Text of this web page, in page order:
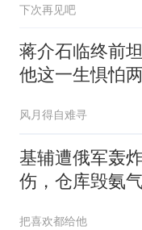
下次再见吧
蒋介石临终前
他这一生惧怕
风月得自难寻
基辅遭俄军轰
伤，仓库毁氨
把喜欢都给他